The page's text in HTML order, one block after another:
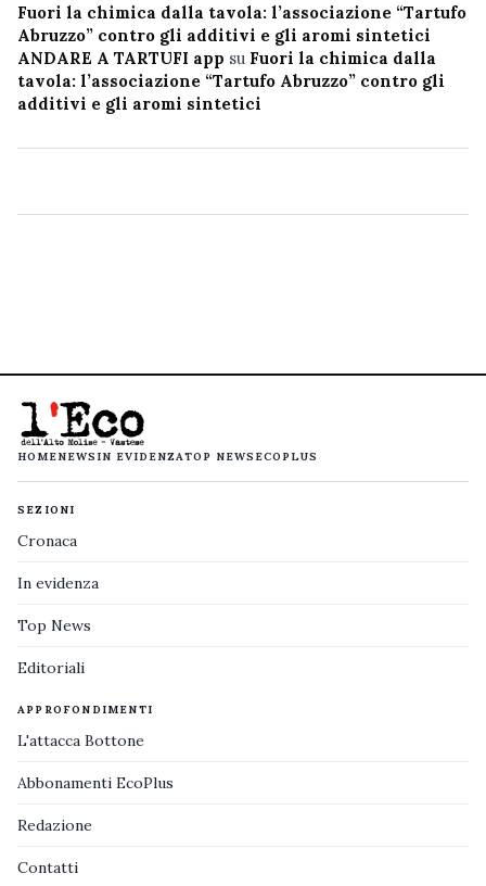
Fuori la chimica dalla tavola: l’associazione “Tartufo
Abruzzo” contro gli additivi e gli aromi sintetici
ANDARE A TARTUFI app su Fuori la chimica dalla
tavola: l’associazione “Tartufo Abruzzo” contro gli
additivi e gli aromi sintetici
HOMENEWS IN EVIDENZATOP NEWS ECOPLUS
SEZIONI
Cronaca
In evidenza
Top News
Editoriali
APPROFONDIMENTI
L'attacca Bottone
Abbonamenti EcoPlus
Redazione
Contatti